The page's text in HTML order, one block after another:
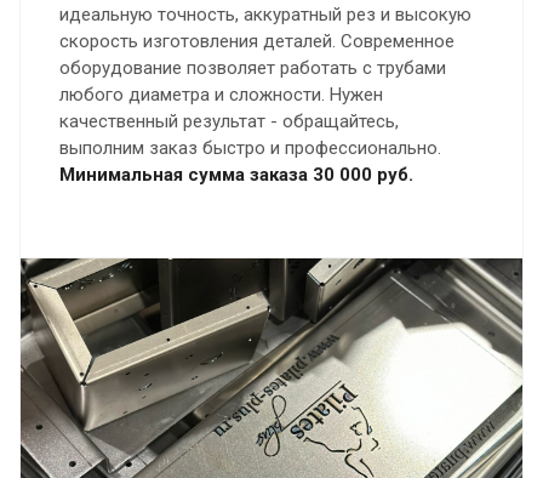
идеальную точность, аккуратный рез и высокую
скорость изготовления деталей. Современное
оборудование позволяет работать с трубами
любого диаметра и сложности. Нужен
качественный результат - обращайтесь,
выполним заказ быстро и профессионально.
Минимальная сумма заказа 30 000 руб.